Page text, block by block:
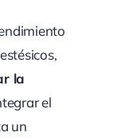
la
el
un